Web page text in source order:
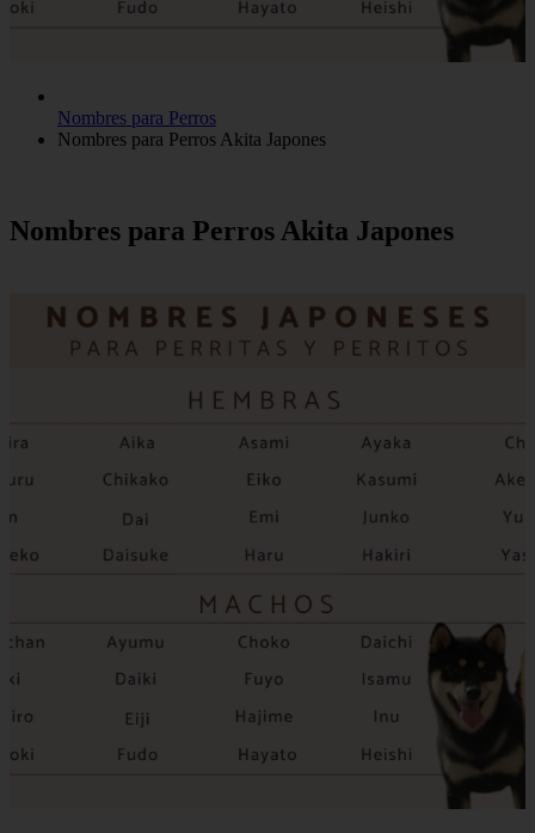
Nombres para Perros
Nombres para Perros Akita Japones
Nombres para Perros Akita Japones